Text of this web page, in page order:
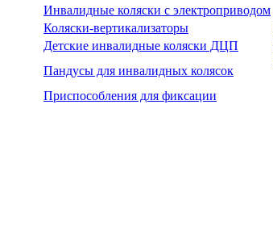
Инвалидные коляски с электроприводом
Коляски-вертикализаторы
Детские инвалидные коляски ДЦП
Пандусы для инвалидных колясок
Приспособления для фиксации